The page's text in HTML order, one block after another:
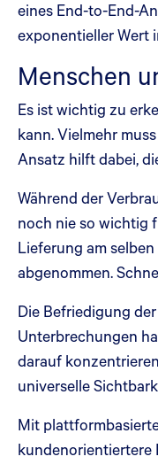
eines End-to-End-
exponentieller Wert
Menschen
Es ist wichtig zu
kann. Vielmehr
Ansatz hilft dabei,
Während der
noch nie so wichtig
Lieferung am
abgenommen.
Die Befriedigung
Unterbrechungen
darauf
universelle
Mit
kundenorientiertere